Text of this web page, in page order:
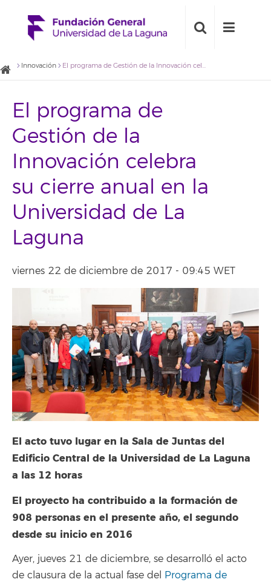
Innovación El programa de Gestión de la Innovación celebra su cierre anual en la Universidad de La Laguna
El programa de
Gestión de la
Innovación celebra
su cierre anual en la
Universidad de La
Laguna
viernes 22 de diciembre de 2017 - 09:45 WET
El acto tuvo lugar en la Sala de Juntas del
Edificio Central de la Universidad de La Laguna
a las 12 horas
El proyecto ha contribuido a la formación de
908 personas en el presente año, el segundo
desde su inicio en 2016
Ayer, jueves 21 de diciembre, se desarrolló el acto
de clausura de la actual fase del Programa de